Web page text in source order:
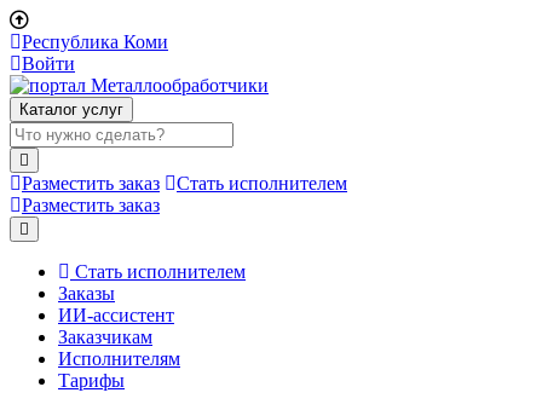
Республика Коми
Войти
Каталог услуг
Разместить заказ
Стать исполнителем
Разместить заказ
Стать исполнителем
Заказы
ИИ-ассистент
Заказчикам
Исполнителям
Тарифы